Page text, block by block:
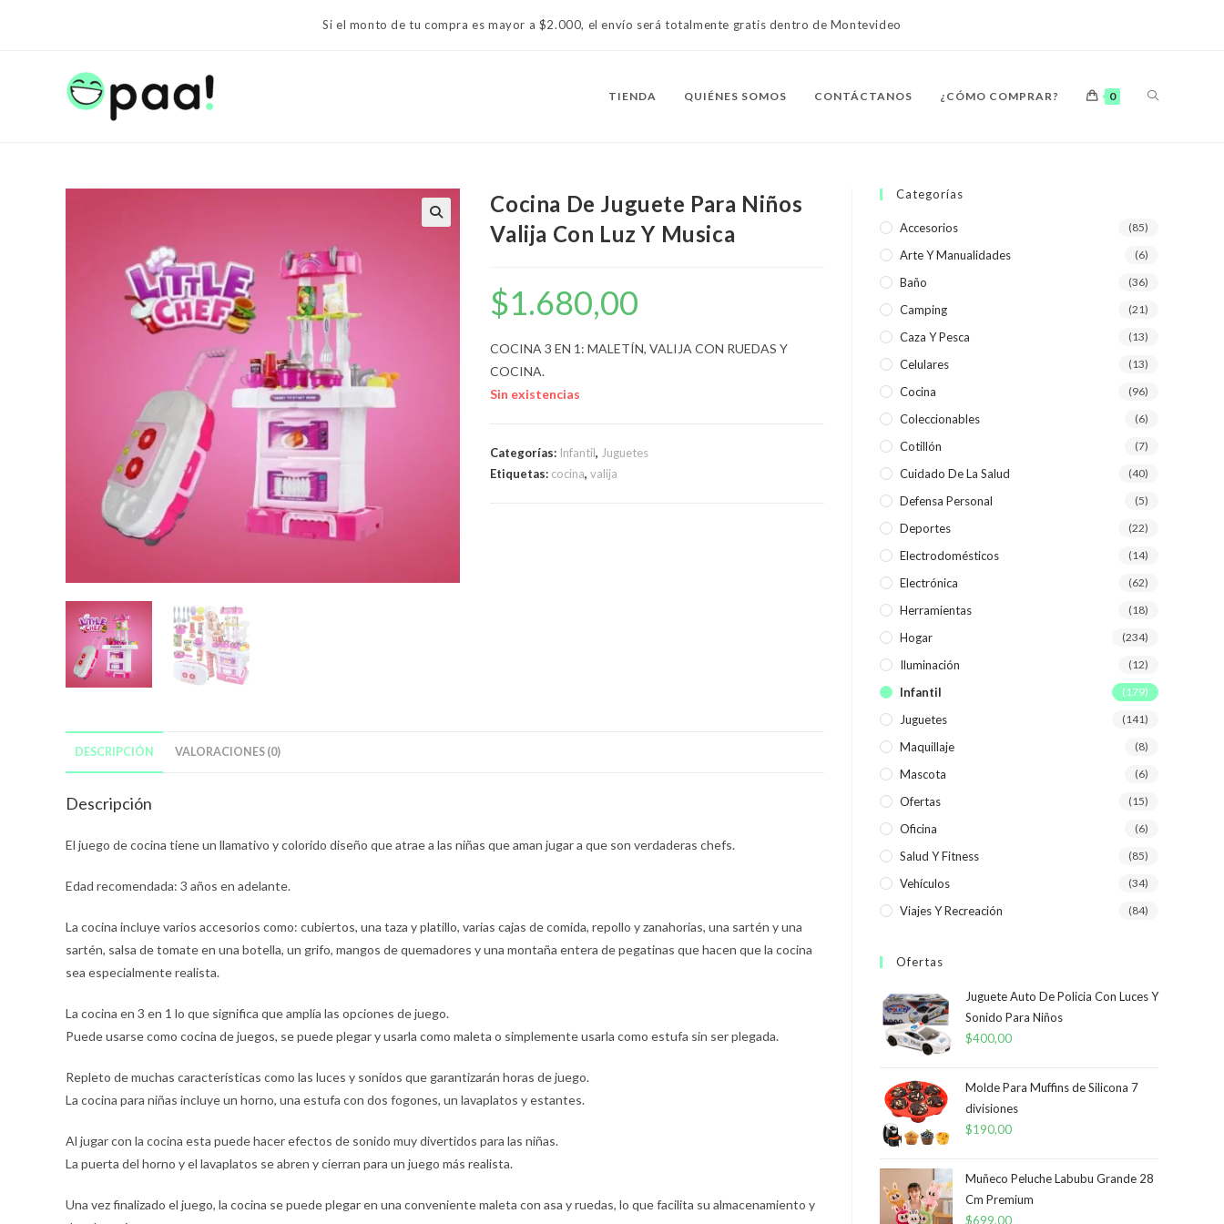
Si el monto de tu compra es mayor a $2.000, el envío será totalmente gratis dentro de Montevideo
TIENDA QUIÉNES SOMOS CONTÁCTANOS ¿CÓMO COMPRAR? 0 ALTERNAR
DE
LA
Cocina De Juguete Para Niños
Valija Con Luz Y Musica
$1.680,00
COCINA 3 EN 1: MALETÍN, VALIJA CON RUEDAS Y
COCINA.
Sin existencias
Categorías: Infantil, Juguetes
Etiquetas: cocina,valija
DESCRIPCIÓN VALORACIONES (0)
Descripción
El juego de cocina tiene un llamativo y colorido diseño que atrae a las niñas que aman jugar a que son verdaderas chefs.
Edad recomendada: 3 años en adelante.
La cocina incluye varios accesorios como: cubiertos, una taza y platillo, varias cajas de comida, repollo y zanahorias, una sartén y una
sartén, salsa de tomate en una botella, un grifo, mangos de quemadores y una montaña entera de pegatinas que hacen que la cocina
sea especialmente realista.
La cocina en 3 en 1 lo que significa que amplía las opciones de juego.
Puede usarse como cocina de juegos, se puede plegar y usarla como maleta o simplemente usarla como estufa sin ser plegada.
Repleto de muchas características como las luces y sonidos que garantizarán horas de juego.
La cocina para niñas incluye un horno, una estufa con dos fogones, un lavaplatos y estantes.
Al jugar con la cocina esta puede hacer efectos de sonido muy divertidos para las niñas.
La puerta del horno y el lavaplatos se abren y cierran para un juego más realista.
Una vez finalizado el juego, la cocina se puede plegar en una conveniente maleta con asa y ruedas, lo que facilita su almacenamiento y
Categorías
Accesorios (85)
Arte Y Manualidades (6)
Baño (36)
Camping (21)
Caza Y Pesca (13)
Celulares (13)
Cocina (96)
Coleccionables (6)
Cotillón (7)
Cuidado De La Salud (40)
Defensa Personal (5)
Deportes (22)
Electrodomésticos (14)
Electrónica (62)
Herramientas (18)
Hogar (234)
Iluminación (12)
Infantil (179)
Juguetes (141)
Maquillaje (8)
Mascota (6)
Ofertas (15)
Oficina (6)
Salud Y Fitness (85)
Vehículos (34)
Viajes Y Recreación (84)
Ofertas
Juguete Auto De Policia Con Luces Y
Sonido Para Niños
$400,00
Molde Para Muffins de Silicona 7
divisiones
$190,00
Muñeco Peluche Labubu Grande 28
Cm Premium
$699,00